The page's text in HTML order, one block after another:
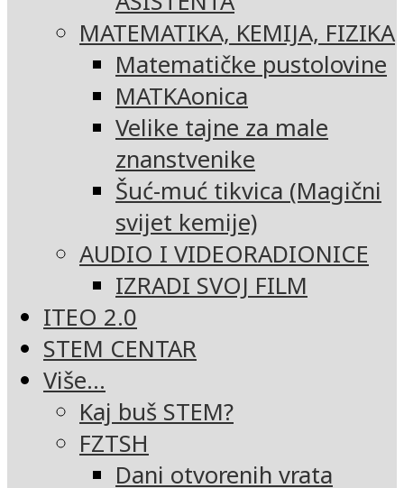
MATEMATIKA, KEMIJA, FIZIKA
Matematičke pustolovine
MATKAonica
Velike tajne za male
znanstvenike
Šuć-muć tikvica (Magični
svijet kemije)
AUDIO I VIDEORADIONICE
IZRADI SVOJ FILM
ITEO 2.0
STEM CENTAR
Više…
Kaj buš STEM?
FZTSH
Dani otvorenih vrata